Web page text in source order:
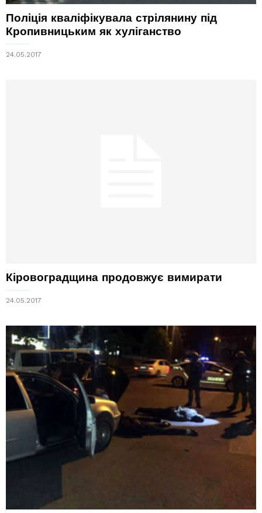
Поліція кваліфікувала стрілянину під
Кропивницьким як хуліганство
24.05.2017
Кіровоградщина продовжує вимирати
24.05.2017